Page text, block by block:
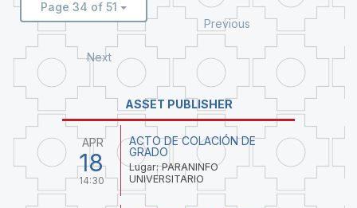
Page 34 of 51
Previous
Next
ASSET PUBLISHER
APR
18
14:30
ACTO DE COLACIÓN DE
GRADO
Lugar: PARANINFO
UNIVERSITARIO